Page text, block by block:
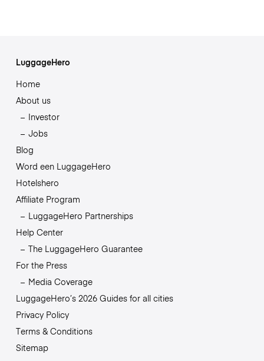
LuggageHero
Home
About us
Investor
Jobs
Blog
Word een LuggageHero
Hotelshero
Affiliate Program
LuggageHero Partnerships
Help Center
The LuggageHero Guarantee
For the Press
Media Coverage
LuggageHero’s 2026 Guides for all cities
Privacy Policy
Terms & Conditions
Sitemap